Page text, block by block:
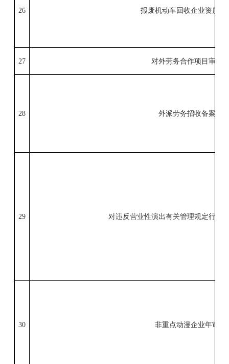
26 报废机动车回收企业资质
27 对外劳务合作项目审查
28 外派劳务招收备案
29 对违反营业性演出有关管理规定行为
30 非重点动漫企业年审